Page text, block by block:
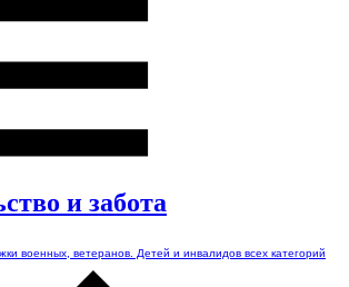
и забота
военных, ветеранов. Детей и инвалидов всех категорий